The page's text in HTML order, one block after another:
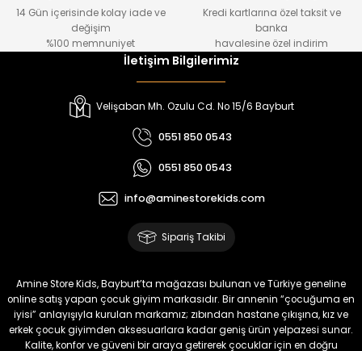
₺ 650
Melra Kız Çocuk Kot Pantolon
%15
Tivon Kız Çocuk 3’lü Takım
₺ 2.340
Koren Kız Çocuk ve Bebek Tayt
₺ 320
₺ 250
Yeni
Koren Kız Çocuk ve Bebek Tayt
₺ 320
₺ 250
%22 %22
14 Gün içerisinde kolay iade ve
değişim
%100 memnuniyet
Kredi kartlarına özel taksit ve
banka
havalesine özel indirim
İletişim Bilgilerimiz
Velişaban Mh. Ozulu Cd. No 15/6 Bayburt
0551 850 0543
0551 850 0543
info@aminestorekids.com
Sipariş Takibi
Amine Store Kids, Bayburt’ta mağazası bulunan ve Türkiye geneline
online satış yapan çocuk giyim markasıdır. Bir annenin “çocuğuma en
iyisi” anlayışıyla kurulan markamız; zıbından hastane çıkışına, kız ve
erkek çocuk giyimden aksesuarlara kadar geniş ürün yelpazesi sunar.
Kalite, konfor ve güveni bir araya getirerek çocuklar için en doğru